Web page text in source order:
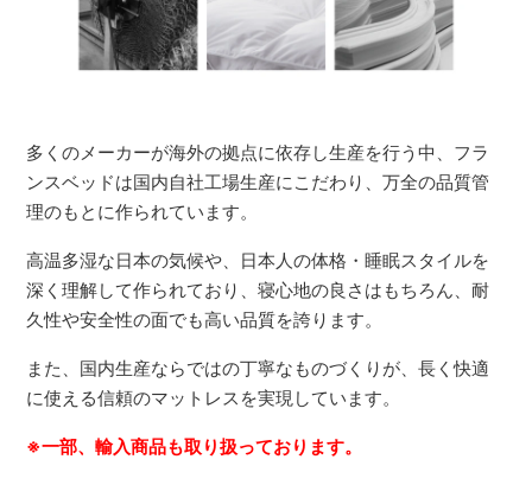
多くのメーカーが海外の拠点に依存し生産を行う中、フラ
ンスベッドは国内自社工場生産にこだわり、万全の品質管
理のもとに作られています。
高温多湿な日本の気候や、日本人の体格・睡眠スタイルを
深く理解して作られており、寝心地の良さはもちろん、耐
久性や安全性の面でも高い品質を誇ります。
また、国内生産ならではの丁寧なものづくりが、長く快適
に使える信頼のマットレスを実現しています。
※一部、輸入商品も取り扱っております。